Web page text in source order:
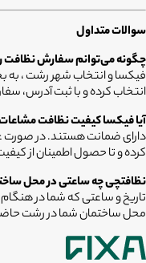
سوالات متداول
چگونه می‌توانم سفارش نظافت
فیکسا و انتخاب شهر رشت ،
انتخاب کرده و با ثبت آدرس،
آیا فیکسا کیفیت نظافت
دارای ضمانت هستند. در صورت
کرده و تا حصول اطمینان از
نظافتچی چه ساعتی در محل
تاریخ و ساعتی که شما در
محل ساختمان شما در رشت